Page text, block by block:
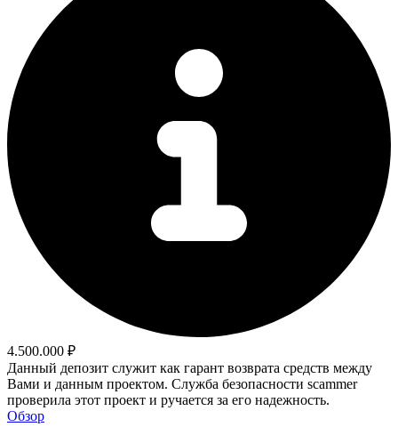
4.500.000 ₽
Данный депозит служит как гарант возврата средств между
Вами и данным проектом. Служба безопасности scammer
проверила этот проект и ручается за его надежность.
Обзор